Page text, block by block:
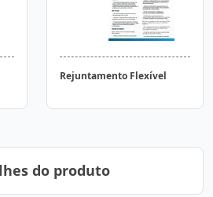
Rejuntamento Flexível
do produto